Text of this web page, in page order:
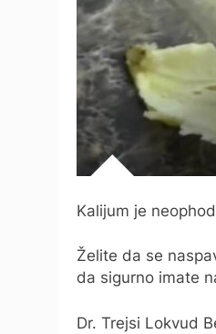
Kalijum je
Želite da se
da sigurno imate
Dr. Trejsi Lokvud